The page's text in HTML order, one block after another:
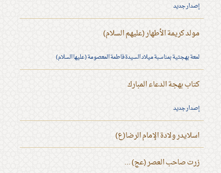
إصدار جديد
مولد كريمة الأطهار (عليهم السلام)
لمعة بهجتية بمناسبة ميلاد السيدة فاطمة المعصومة (عليها السلام)
كتاب بهجة الدعاء المبارك
إصدار جديد
اسلايدر ولادة الإمام الرضا(ع)
زرت صاحب العصر (عج) ...